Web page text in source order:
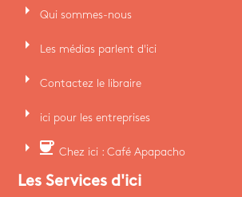
arrow_right Qui sommes-nous
arrow_right Les médias parlent d'ici
arrow_right Contactez le libraire
arrow_right ici pour les entreprises
arrow_right coffee Chez ici : Café Apapacho
Les Services d'ici